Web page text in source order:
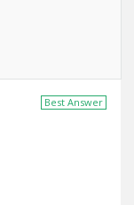
Best Answer